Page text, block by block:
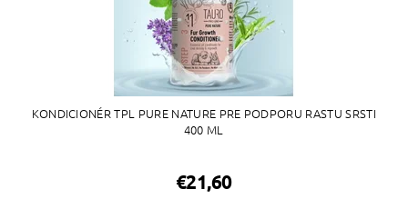
KONDICIONÉR TPL PURE NATURE PRE PODPORU RASTU SRSTI
400 ML
€21,60